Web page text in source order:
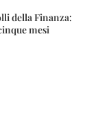
della Finanza:
mesi